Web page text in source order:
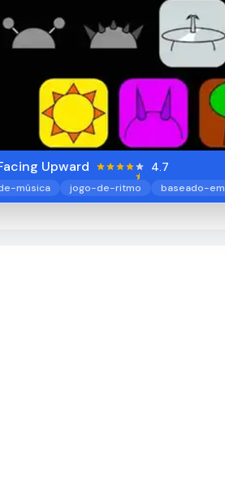
Upward 4.7
música jogo-de-ritmo baseado-